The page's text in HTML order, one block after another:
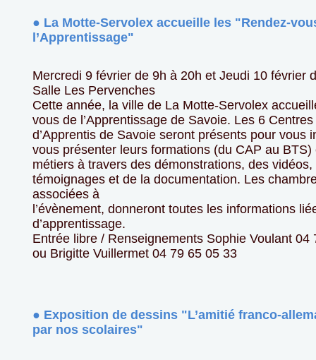
● La Motte-Servolex accueille les "Rendez-
l’Apprentissage"
Mercredi 9 février de 9h à 20h et Jeudi 10 février
Salle Les Pervenches
Cette année, la ville de La Motte-Servolex
vous de l’Apprentissage de Savoie. Les 6
d’Apprentis de Savoie seront présents pour vous
vous présenter leurs formations (du CAP au BTS)
métiers à travers des démonstrations, des vidéos,
témoignages et de la documentation. Les
associées à
l’évènement, donneront toutes les informations
d’apprentissage.
Entrée libre / Renseignements Sophie Voulant 04
ou Brigitte Vuillermet 04 79 65 05 33
● Exposition de dessins "L’amitié franco-
par nos scolaires"